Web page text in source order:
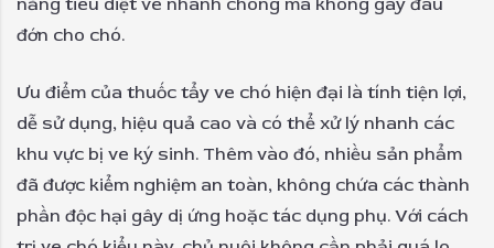
đớn cho chó.
Ưu điểm của thuốc tẩy ve chó hiện đại là tính tiện lợi,
dễ sử dụng, hiệu quả cao và có thể xử lý nhanh các
khu vực bị ve ký sinh. Thêm vào đó, nhiều sản phẩm
đã được kiểm nghiệm an toàn, không chứa các thành
phần độc hại gây dị ứng hoặc tác dụng phụ. Với cách